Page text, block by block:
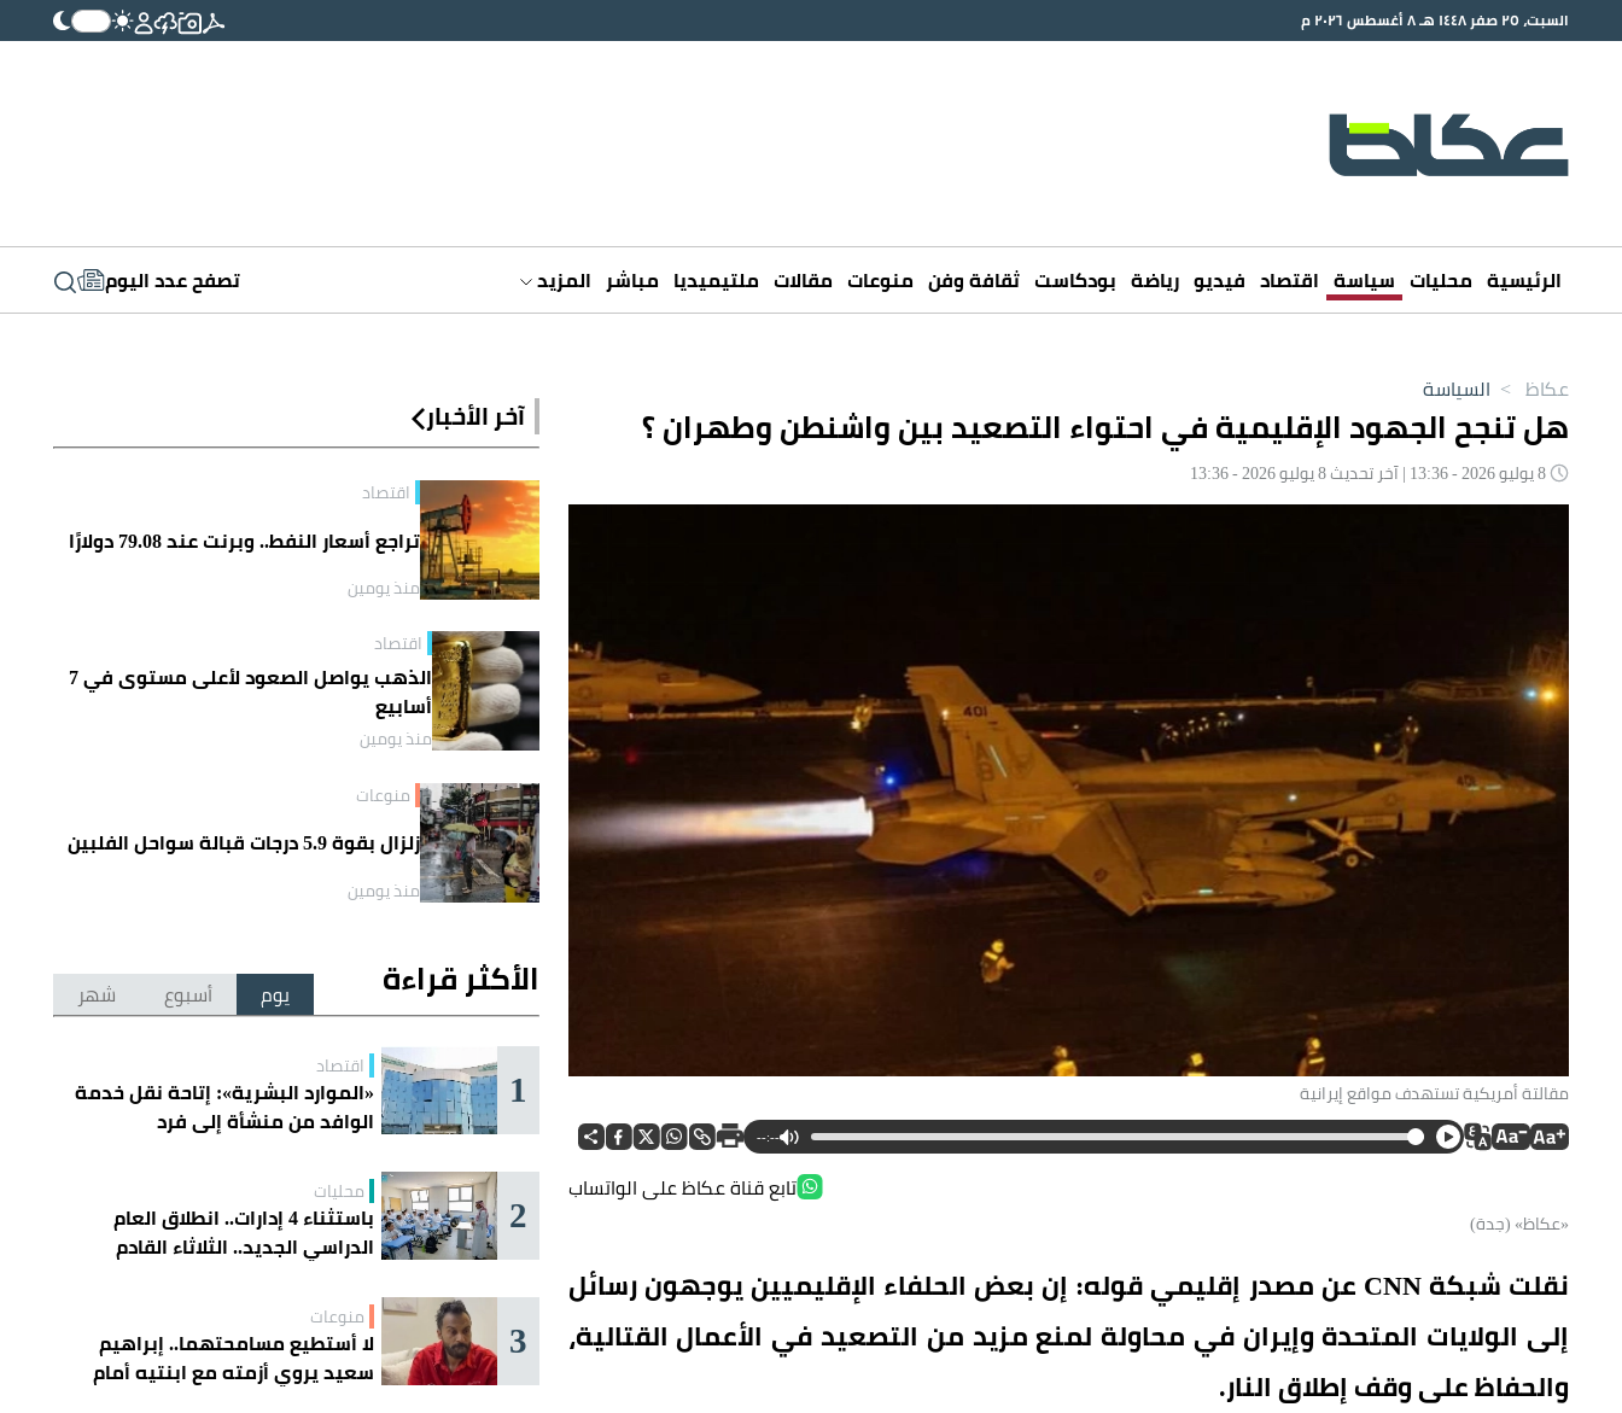
السبت، ٢٥ صفر ١٤٤٨ هـ ٨ أغسطس ٢٠٢٦ م
الرئيسية محليات سياسة اقتصاد فيديو رياضة بودكاست ثقافة وفن منوعات مقالات ملتيميديا مباشر المزيد تصفح عدد اليوم
عكاظ > السياسة
هل تنجح الجهود الإقليمية في احتواء التصعيد بين واشنطن وطهران ؟
مقالتة أمريكية تستهدف مواقع إيرانية
--:--
تابع قناة عكاظ على الواتساب
«عكاظ» (جدة)
نقلت شبكة CNN عن مصدر إقليمي قوله: إن بعض الحلفاء الإقليميين يوجهون رسائل
إلى الولايات المتحدة وإيران في محاولة لمنع مزيد من التصعيد في الأعمال القتالية،
والحفاظ على وقف إطلاق النار.
آخر الأخبار
اقتصاد
تراجع أسعار النفط.. وبرنت عند 79.08 دولارًا
منذ يومين
اقتصاد
الذهب يواصل الصعود لأعلى مستوى في 7
أسابيع
منذ يومين
منوعات
زلزال بقوة 5.9 درجات قبالة سواحل الفلبين
منذ يومين
الأكثر قراءة يوم أسبوع شهر
1 اقتصاد
«الموارد البشرية»: إتاحة نقل خدمة
الوافد من منشأة إلى فرد
2 محليات
باستثناء 4 إدارات.. انطلاق العام
الدراسي الجديد.. الثلاثاء القادم
3 منوعات
لا أستطيع مسامحتهما.. إبراهيم
سعيد يروي أزمته مع ابنتيه أمام